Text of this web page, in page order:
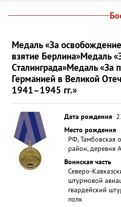
Медаль «За
взятие Берлина»Медаль
Сталинграда»Медаль «За
Германией в Великой
1941–1945 гг.»
Дата рождения
Место рождения
РФ, Тамбовская
район, деревня
Воинская часть
Северо-
штурмовой
гвардейский
полк